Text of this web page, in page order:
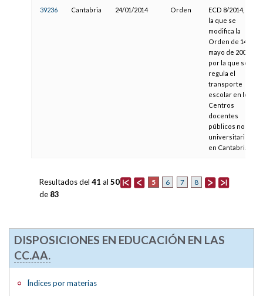
39236 Cantabria 24/01/2014 Orden
ECD 8/2014, por
la que se
modifica la
Orden de 14 de
mayo de 2003,
por la que se
regula el
transporte
escolar en los
Centros
docentes
públicos no
universitarios
en Cantabria
5 6 7 8
Resultados del 41 al 50
de 83
DISPOSICIONES EN EDUCACIÓN EN LAS
CC.AA.
Índices por materias